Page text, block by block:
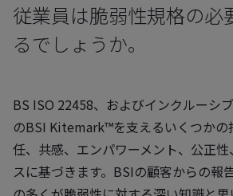
従業員は脆弱性規格の必
るでしょうか。
BS ISO 22458、およびインクルーシ
のBSI Kitemark™を支えるいくつかの
任、共感、エンパワーメント、公正
スに基づきます。BSIの顧客からの報